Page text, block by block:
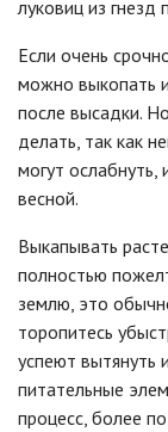
луковиц из гнезд
Если очень
можно выкопать
после высадки.
делать, так как
могут
весной.
Выкапывать
полностью
землю, это
торопитесь
успеют вытянуть
питательные
процесс, более